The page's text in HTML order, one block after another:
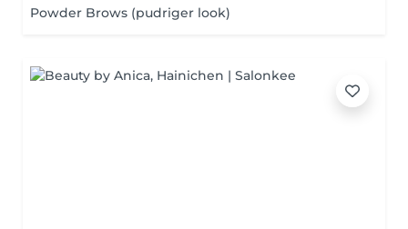
Powder Brows (pudriger look)